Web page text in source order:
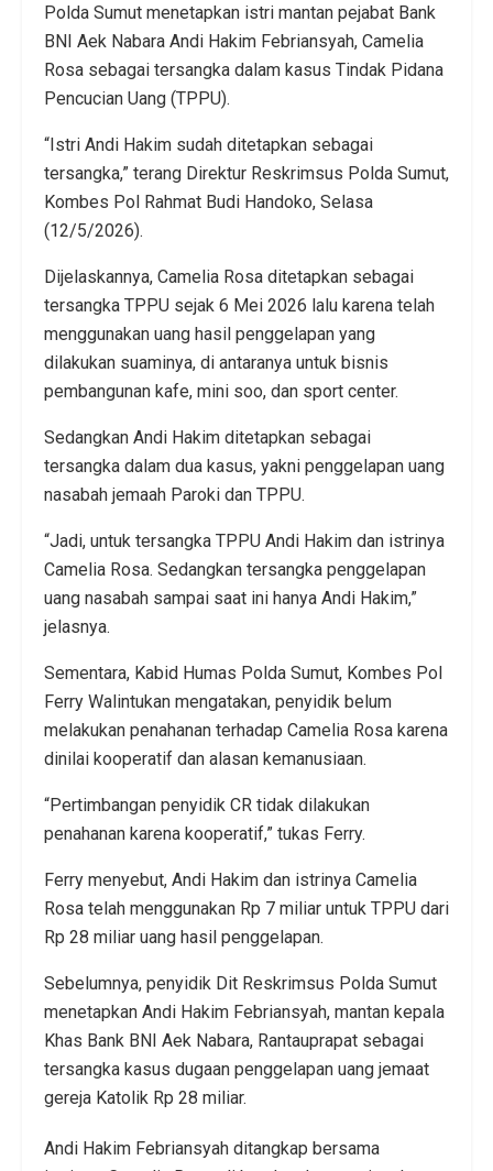
Polda Sumut menetapkan istri mantan pejabat Bank
BNI Aek Nabara Andi Hakim Febriansyah, Camelia
Rosa sebagai tersangka dalam kasus Tindak Pidana
Pencucian Uang (TPPU).
“Istri Andi Hakim sudah ditetapkan sebagai
tersangka,” terang Direktur Reskrimsus Polda Sumut,
Kombes Pol Rahmat Budi Handoko, Selasa
(12/5/2026).
Dijelaskannya, Camelia Rosa ditetapkan sebagai
tersangka TPPU sejak 6 Mei 2026 lalu karena telah
menggunakan uang hasil penggelapan yang
dilakukan suaminya, di antaranya untuk bisnis
pembangunan kafe, mini soo, dan sport center.
Sedangkan Andi Hakim ditetapkan sebagai
tersangka dalam dua kasus, yakni penggelapan uang
nasabah jemaah Paroki dan TPPU.
“Jadi, untuk tersangka TPPU Andi Hakim dan istrinya
Camelia Rosa. Sedangkan tersangka penggelapan
uang nasabah sampai saat ini hanya Andi Hakim,”
jelasnya.
Sementara, Kabid Humas Polda Sumut, Kombes Pol
Ferry Walintukan mengatakan, penyidik belum
melakukan penahanan terhadap Camelia Rosa karena
dinilai kooperatif dan alasan kemanusiaan.
“Pertimbangan penyidik CR tidak dilakukan
penahanan karena kooperatif,” tukas Ferry.
Ferry menyebut, Andi Hakim dan istrinya Camelia
Rosa telah menggunakan Rp 7 miliar untuk TPPU dari
Rp 28 miliar uang hasil penggelapan.
Sebelumnya, penyidik Dit Reskrimsus Polda Sumut
menetapkan Andi Hakim Febriansyah, mantan kepala
Khas Bank BNI Aek Nabara, Rantauprapat sebagai
tersangka kasus dugaan penggelapan uang jemaat
gereja Katolik Rp 28 miliar.
Andi Hakim Febriansyah ditangkap bersama